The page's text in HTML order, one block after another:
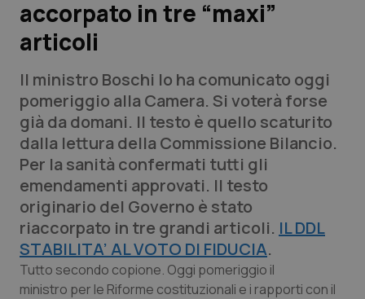
Studi e Analisi
Lettere al direttore
Edizioni Regionali
QS Pro
Professionisti Sanitari.AI
Abruzzo
Basilicata
QS Pro Gold
Artrite & artrosi
QS Club Newsletter
accorpato in tre “maxi”
articoli
Il ministro Boschi lo ha comunicato oggi
pomeriggio alla Camera. Si voterà forse
già da domani. Il testo è quello scaturito
dalla lettura della Commissione Bilancio.
Per la sanità confermati tutti gli
emendamenti approvati. Il testo
originario del Governo è stato
riaccorpato in tre grandi articoli. IL DDL
STABILITA’ AL VOTO DI FIDUCIA.
Tutto secondo copione. Oggi pomeriggio il
ministro per le Riforme costituzionali e i rapporti con il